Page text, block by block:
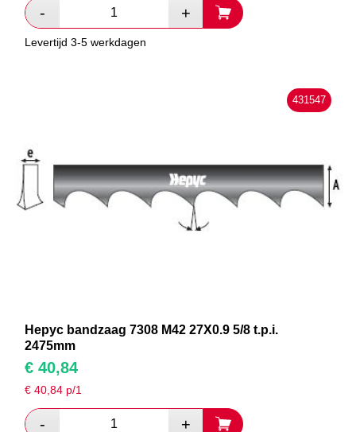
Levertijd 3-5 werkdagen
431547
Hepyc bandzaag 7308 M42 27X0.9 5/8 t.p.i.
2475mm
€ 40,84
€40,84 p/1